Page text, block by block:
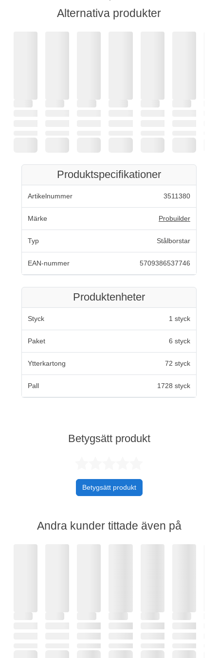
Alternativa produkter
Produktspecifikationer
Artikelnummer 3511380
Märke Probuilder
Typ Stålborstar
EAN-nummer 5709386537746
Produktenheter
Styck 1 styck
Paket 6 styck
Ytterkartong 72 styck
Pall 1728 styck
Betygsätt produkt
Betygsätt produkt
Andra kunder tittade även på